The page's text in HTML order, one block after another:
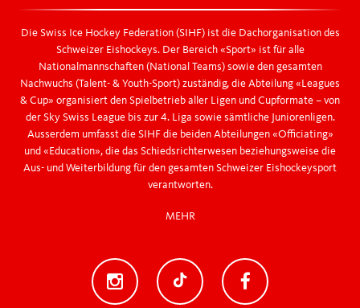
Die Swiss Ice Hockey Federation (SIHF) ist die Dachorganisation des
Schweizer Eishockeys. Der Bereich «Sport» ist für alle
Nationalmannschaften (National Teams) sowie den gesamten
Nachwuchs (Talent- & Youth-Sport) zuständig, die Abteilung «Leagues
& Cup» organisiert den Spielbetrieb aller Ligen und Cupformate – von
der Sky Swiss League bis zur 4. Liga sowie sämtliche Juniorenligen.
Ausserdem umfasst die SIHF die beiden Abteilungen «Officiating»
und «Education», die das Schiedsrichterwesen beziehungsweise die
Aus- und Weiterbildung für den gesamten Schweizer Eishockeysport
verantworten.
MEHR